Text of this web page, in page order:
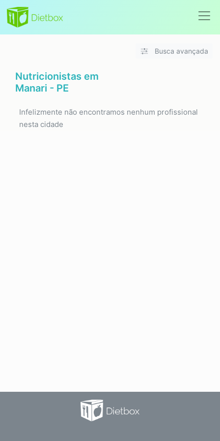
Busca avançada
Nutricionistas em
Manari - PE
Infelizmente não encontramos nenhum profissional
nesta cidade